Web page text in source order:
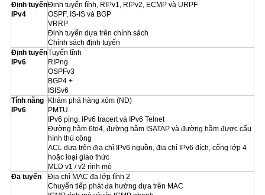
Định tuyến
IPv4
Định tuyến tĩnh, RIPv1, RIPv2, ECMP và URPF
OSPF, IS-IS và BGP
VRRP
Định tuyến dựa trên chính sách
Chính sách định tuyến
Định tuyến
IPv6
Tuyến tĩnh
RIPng
OSPFv3
BGP4 +
ISISv6
Tính năng
IPv6
Khám phá hàng xóm (ND)
PMTU
IPv6 ping, IPv6 tracert và IPv6 Telnet
Đường hầm 6to4, đường hầm ISATAP và đường hầm được cấu
hình thủ công
ACL dựa trên địa chỉ IPv6 nguồn, địa chỉ IPv6 đích, cổng lớp 4
hoặc loại giao thức
MLD v1 / v2 rình mò
Đa tuyến
Địa chỉ MAC đa lớp tĩnh 2
Chuyển tiếp phát đa hướng dựa trên MAC